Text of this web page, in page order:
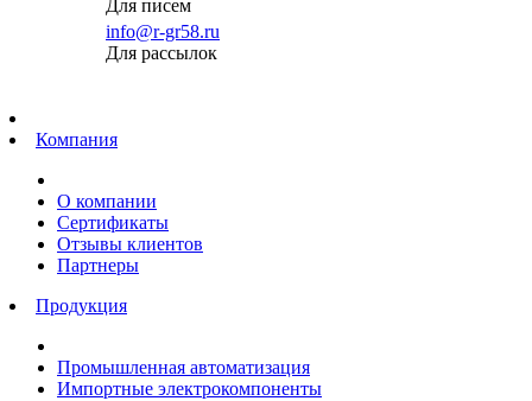
Для писем
info@r-gr58.ru
Для рассылок
Компания
О компании
Сертификаты
Отзывы клиентов
Партнеры
Продукция
Промышленная автоматизация
Импортные электрокомпоненты